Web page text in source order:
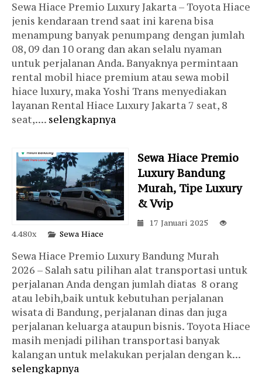
Sewa Hiace Premio Luxury Jakarta – Toyota Hiace
jenis kendaraan trend saat ini karena bisa
menampung banyak penumpang dengan jumlah
08, 09 dan 10 orang dan akan selalu nyaman
untuk perjalanan Anda. Banyaknya permintaan
rental mobil hiace premium atau sewa mobil
hiace luxury, maka Yoshi Trans menyediakan
layanan Rental Hiace Luxury Jakarta 7 seat, 8
seat,.... selengkapnya
Sewa Hiace Premio
Luxury Bandung
Murah, Tipe Luxury
& Vvip
17 Januari 2025
4.480x
Sewa Hiace
Sewa Hiace Premio Luxury Bandung Murah
2026 – Salah satu pilihan alat transportasi untuk
perjalanan Anda dengan jumlah diatas 8 orang
atau lebih,baik untuk kebutuhan perjalanan
wisata di Bandung, perjalanan dinas dan juga
perjalanan keluarga ataupun bisnis. Toyota Hiace
masih menjadi pilihan transportasi banyak
kalangan untuk melakukan perjalan dengan k...
selengkapnya